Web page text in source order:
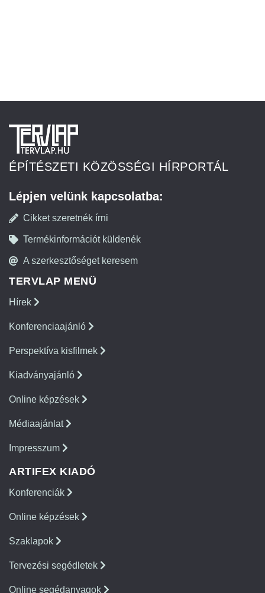
ÉPÍTÉSZETI KÖZÖSSÉGI HÍRPORTÁL
Lépjen velünk kapcsolatba:
Cikket szeretnék írni
Termékinformációt küldenék
A szerkesztőséget keresem
TERVLAP MENÜ
Hírek
Konferenciaajánló
Perspektíva kisfilmek
Kiadványajánló
Online képzések
Médiaajánlat
Impresszum
ARTIFEX KIADÓ
Konferenciák
Online képzések
Szaklapok
Tervezési segédletek
Online segédanyagok